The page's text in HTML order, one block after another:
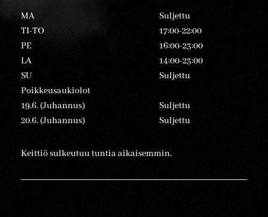
MA
Suljettu
TI-TO
17:00-22:00
PE
16:00-23:00
LA
14:00-23:00
SU
Suljettu
Poikkeusaukiolot
19.6. (Juhannus)
Suljettu
20.6. (Juhannus)
Suljettu
Keittiö sulkeutuu tuntia aikaisemmin.